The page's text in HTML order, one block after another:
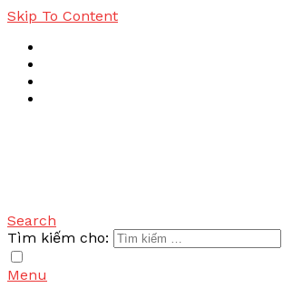
Skip To Content
Bệnh tĩnh mạch
Search
Tìm kiếm cho:
Menu